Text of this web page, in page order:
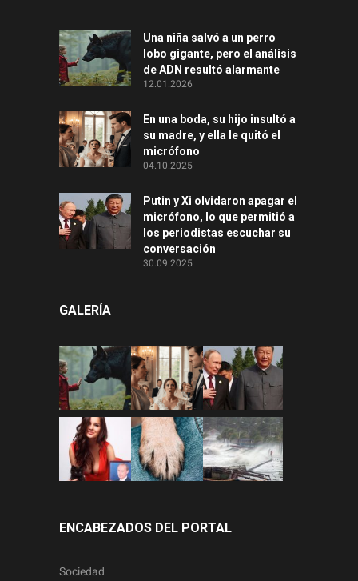
Una niña salvó a un perro
lobo gigante, pero el análisis
de ADN resultó alarmante
12.01.2026
En una boda, su hijo insultó a
su madre, y ella le quitó el
micrófono
04.10.2025
Putin y Xi olvidaron apagar el
micrófono, lo que permitió a
los periodistas escuchar su
conversación
30.09.2025
GALERÍA
ENCABEZADOS DEL PORTAL
Sociedad